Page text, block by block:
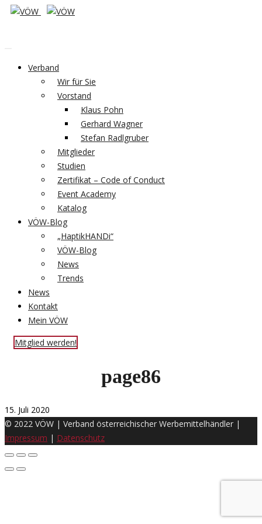
Verband
Wir für Sie
Vorstand
Klaus Pohn
Gerhard Wagner
Stefan Radlgruber
Mitglieder
Studien
Zertifikat – Code of Conduct
Event Academy
Katalog
VÖW-Blog
„HaptikHANDi“
VÖW-Blog
News
Trends
News
Kontakt
Mein VÖW
Mitglied werden!
page86
15. Juli 2020
© 2022 VÖW | Verband österreichischer Werbemittelhändler |
Impressum | Datenschutz